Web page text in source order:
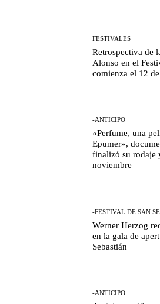
FESTIVALES
Retrospectiva de
Alonso en el
comienza el 12
-ANTICIPO
«Perfume, una
Epumer»,
finalizó su rodaje
noviembre
-FESTIVAL DE SAN
Werner Herzog
en la gala de
Sebastián
-ANTICIPO